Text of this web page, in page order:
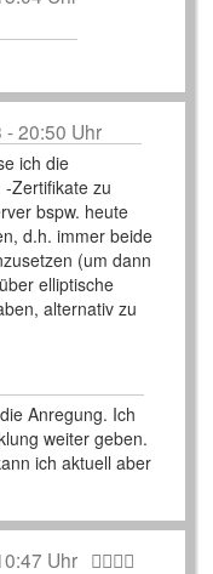
20:50 Uhr
ich die
-Zertifikate zu
bspw. heute
d.h. immer beide
(um dann
elliptische
alternativ zu
Anregung. Ich
weiter geben.
ich aktuell aber
Uhr